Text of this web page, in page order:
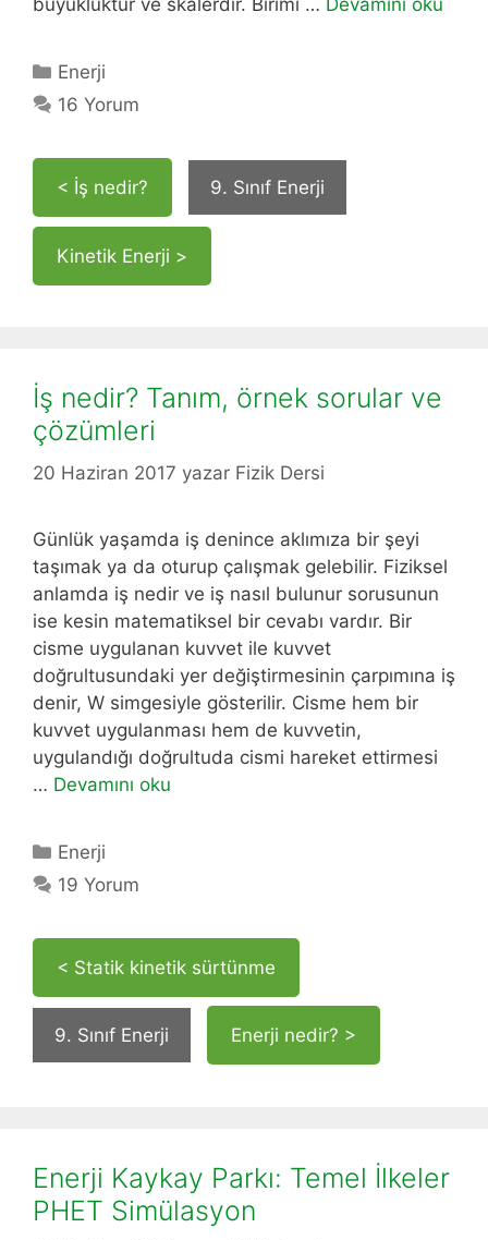
büyüklüktür ve skalerdir. Birimi … Devamını oku
Kategoriler
Enerji
16 Yorum
< İş nedir? 9. Sınıf Enerji
Kinetik Enerji >
İş nedir? Tanım, örnek sorular ve
çözümleri
20 Haziran 2017 yazar Fizik Dersi
Günlük yaşamda iş denince aklımıza bir şeyi
taşımak ya da oturup çalışmak gelebilir. Fiziksel
anlamda iş nedir ve iş nasıl bulunur sorusunun
ise kesin matematiksel bir cevabı vardır. Bir
cisme uygulanan kuvvet ile kuvvet
doğrultusundaki yer değiştirmesinin çarpımına iş
denir, W simgesiyle gösterilir. Cisme hem bir
kuvvet uygulanması hem de kuvvetin,
uygulandığı doğrultuda cismi hareket ettirmesi
… Devamını oku
Kategoriler
Enerji
19 Yorum
< Statik kinetik sürtünme
9. Sınıf Enerji Enerji nedir? >
Enerji Kaykay Parkı: Temel İlkeler
PHET Simülasyon